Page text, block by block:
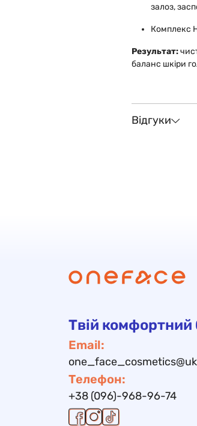
залоз,
Комплекс
Результат:
баланс шкіри
Відгуки
Твій комфортний
Email:
Телефон:
+38 (096)-968-96-74